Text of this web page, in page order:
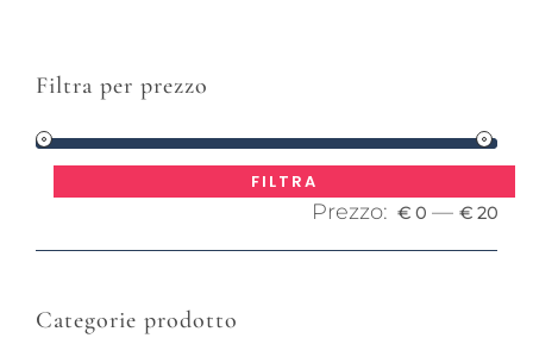
Filtra per prezzo
FILTRA
Prezzo: € 0 — € 20
Categorie prodotto